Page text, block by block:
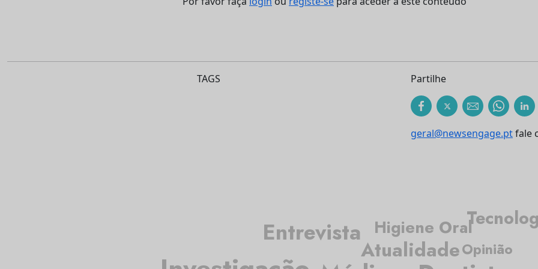
TAGS Partilhe
geral@newsengage.ptfale
Atualidade
Higiene Oral
Entrevista
Opinião